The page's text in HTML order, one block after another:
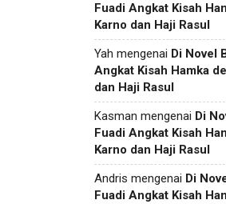
Fuadi Angkat Kisah
Karno dan Haji Rasul
Yah mengenai Di Novel
Angkat Kisah Hamka
dan Haji Rasul
Kasman mengenai Di
Fuadi Angkat Kisah
Karno dan Haji Rasul
Andris mengenai Di
Fuadi Angkat Kisah